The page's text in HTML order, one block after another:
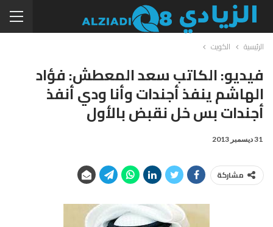
الرئيسية الكويت
فيديو: الكاتب سعد المعطش: فؤاد
الهاشم ينفذ أجندات وأنا ودي أنفذ
أجندات بس خل نقبض بالأول
31 ديسمبر 2013
مشاركة